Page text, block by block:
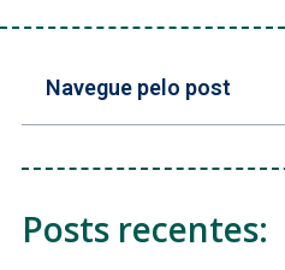
Navegue pelo post
Posts recentes: